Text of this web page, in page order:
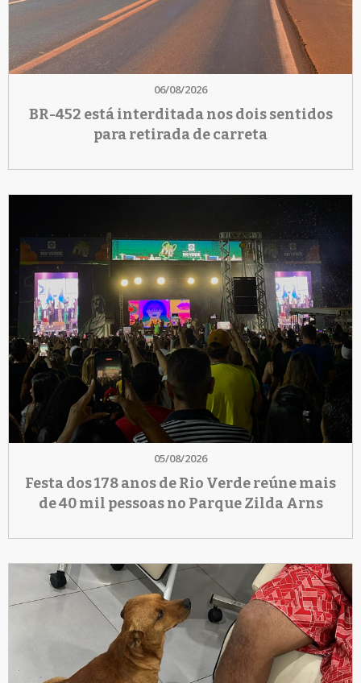
06/08/2026
BR-452 está interditada nos dois sentidos
para retirada de carreta
05/08/2026
Festa dos 178 anos de Rio Verde reúne mais
de 40 mil pessoas no Parque Zilda Arns